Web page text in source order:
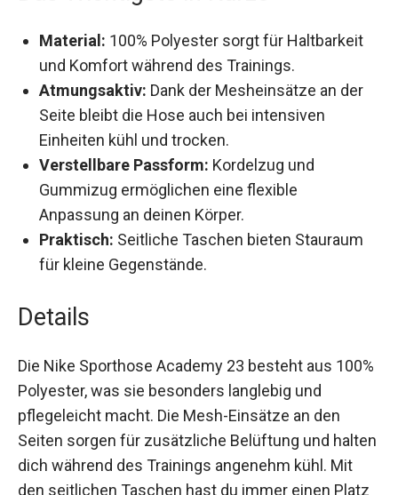
Material:100% Polyester sorgt für Haltbarkeit
und Komfort während des Trainings.
Atmungsaktiv: Dank der Mesheinsätze an der
Seite bleibt die Hose auch bei intensiven
Einheiten kühl und trocken.
Verstellbare Passform: Kordelzug und
Gummizug ermöglichen eine flexible
Anpassung an deinen Körper.
Praktisch:Seitliche Taschen bieten Stauraum
Die Nike Sporthose Academy 23 besteht aus
100% Polyester, was sie besonders langlebig und
pflegeleicht macht. Die Mesh-Einsätze an den
Seiten sorgen für zusätzliche Belüftung und